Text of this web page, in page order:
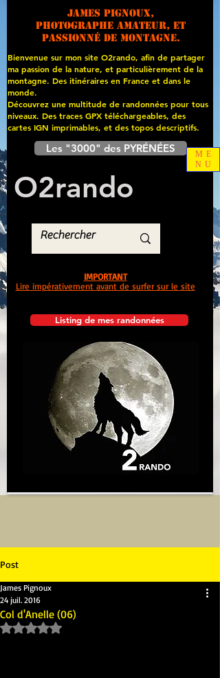
James PIGNOUX,
photographe amateur, et
passionné de montagne.
Bienvenue sur mon site O2rando, afin de partager
ma passion de la nature, et particulièrement de la
montagne. Des itinéraires en France et dans le
monde.
Découvrez une multitude de randonnées pour tous
niveaux. Des traces GPX téléchargeables, des
cartes IGN imprimables, et des topos descriptifs.
Les "3000" des PYRÉNÉES
O2rando
Listing de mes randonnées
IMPORTANT
Lire impérativement avant de surfer sur le site
ME
NU
Post
Col d'Anelle (06)
James Pignoux
24 juil. 2016
Noté NaN étoiles sur 5.